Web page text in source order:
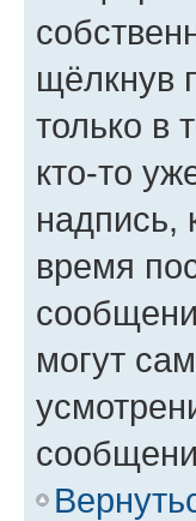
щёлкнув
только в
кто-то
надпись,
время
могут